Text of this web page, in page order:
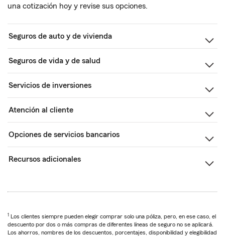
una cotización hoy y revise sus opciones.
Seguros de auto y de vivienda
Seguros de vida y de salud
Servicios de inversiones
Atención al cliente
Opciones de servicios bancarios
Recursos adicionales
1 Los clientes siempre pueden elegir comprar solo una póliza, pero, en ese caso, el
descuento por dos o más compras de diferentes líneas de seguro no se aplicará.
Los ahorros, nombres de los descuentos, porcentajes, disponibilidad y elegibilidad